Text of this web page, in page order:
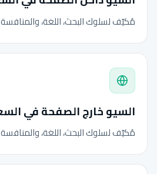
مُكيّف لسلوك البحث، اللغة،
السيو خارج الصفحة في
مُكيّف لسلوك البحث، اللغة،